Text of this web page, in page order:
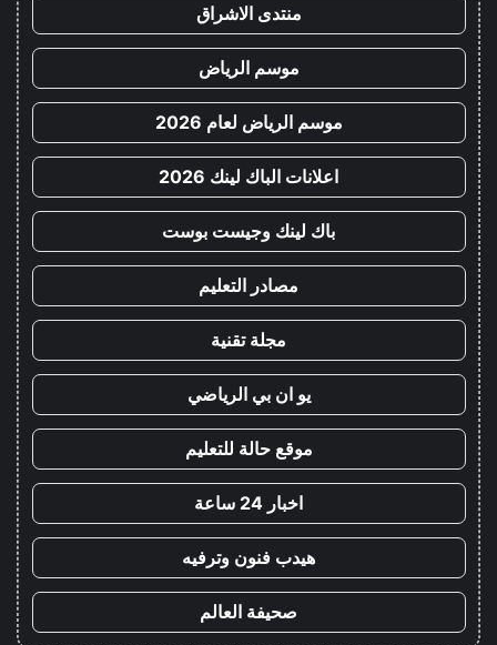
منتدى الاشراق
موسم الرياض
موسم الرياض لعام 2026
اعلانات الباك لينك 2026
باك لينك وجيست بوست
مصادر التعليم
مجلة تقنية
يو ان بي الرياضي
موقع حالة للتعليم
اخبار 24 ساعة
هيدب فنون وترفيه
صحيفة العالم